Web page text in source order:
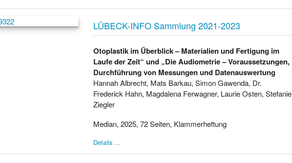
LÜBECK-INFO Sammlung 2021-2023
Otoplastik im Überblick – Materialien und Fertigung im
Laufe der Zeit“ und „Die Audiometrie – Voraussetzungen,
Durchführung von Messungen und Datenauswertung
Hannah Albrecht, Mats Barkau, Simon Gawenda, Dr.
Frederick Hahn, Magdalena Ferwagner, Laurie Osten, Stefanie
Ziegler
Median, 2025, 72 Seiten, Klammerheftung
Details …